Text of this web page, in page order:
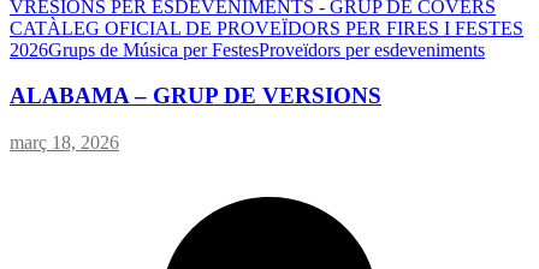
CATÀLEG OFICIAL DE PROVEÏDORS PER FIRES I FESTES
2026Grups de Música per FestesProveïdors per esdeveniments
ALABAMA – GRUP DE VERSIONS
març 18, 2026